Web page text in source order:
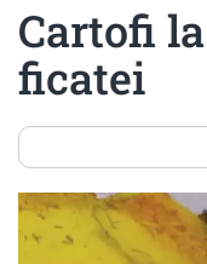
Cartofi
ficatei